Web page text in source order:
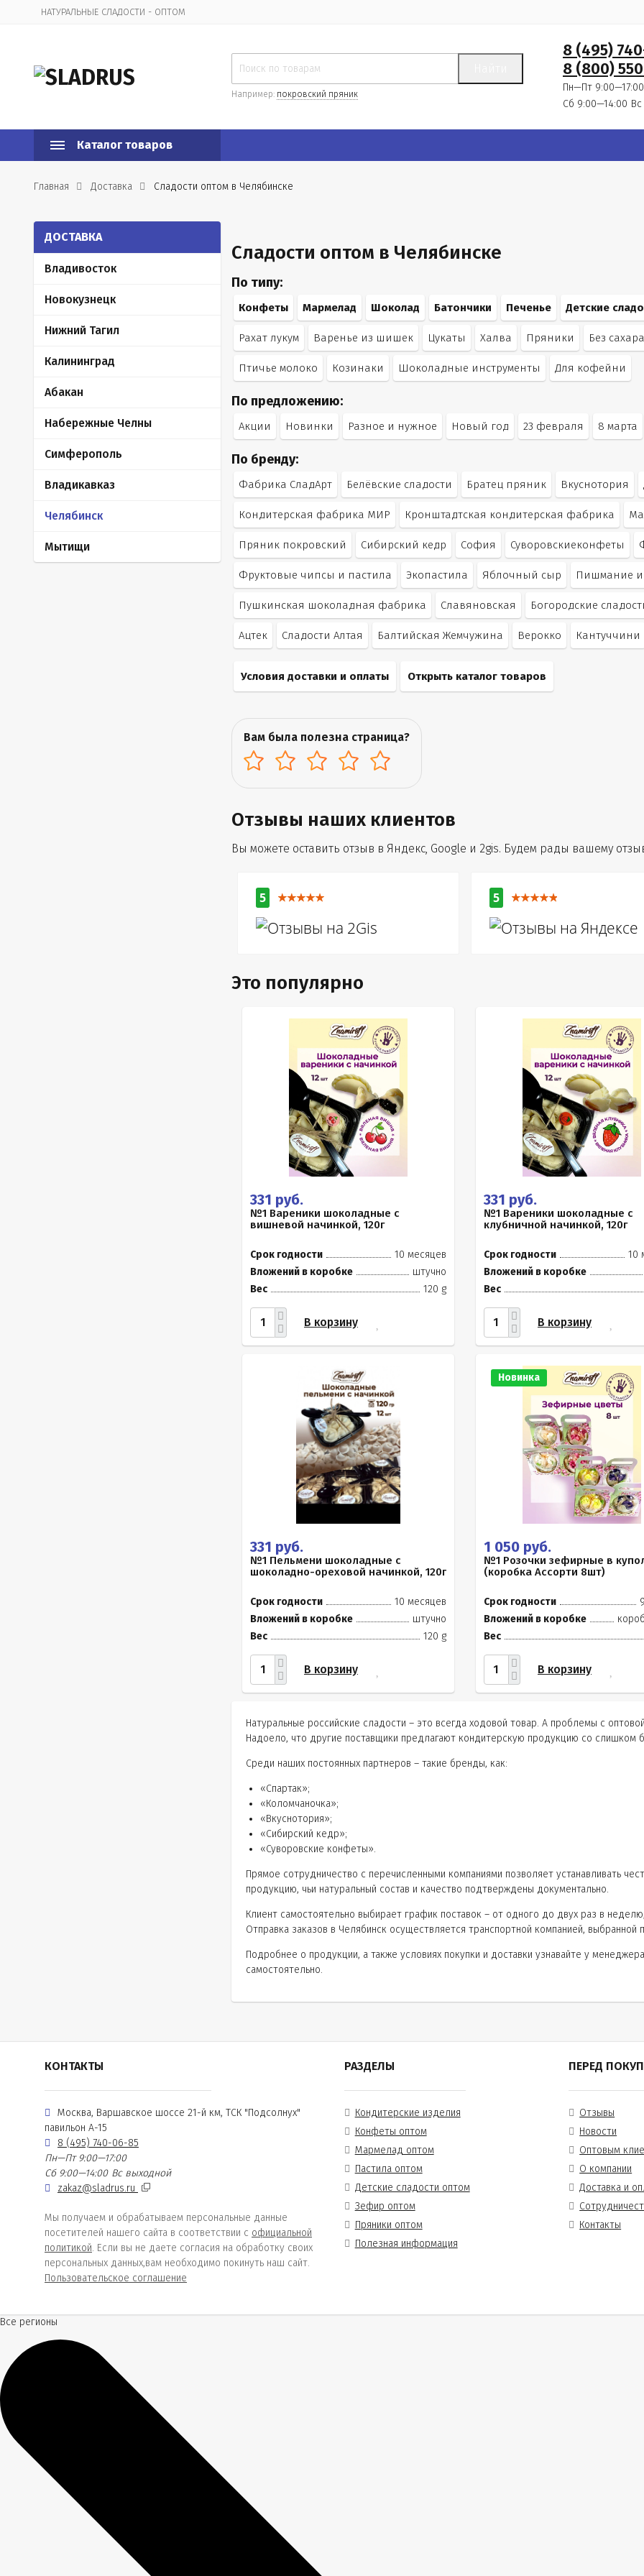
НАТУРАЛЬНЫЕ СЛАДОСТИ - ОПТОМ
Например: покровский пряник
8 (495)
8 (800)
Пн—Пт 9:00—17:00
Сб 9:00—14:00
Каталог товаров
Главная Доставка Сладости оптом в Челябинске
ДОСТАВКА
Владивосток
Новокузнецк
Нижний Тагил
Калининград
Абакан
Набережные Челны
Симферополь
Владикавказ
Челябинск
Мытищи
Сладости оптом в Челябинске
По типу:
Конфеты Мармелад Шоколад Батончики Печенье Детские
Рахат лукум Варенье из шишек Цукаты Халва Пряники Без сахара
Птичье молоко Козинаки Шоколадные инструменты Для кофейни
По предложению:
Акции Новинки Разное и нужное Новый год 23 февраля 8 марта
По бренду:
Фабрика СладАрт Белёвские сладости Братец пряник Вкуснотория
Кондитерская фабрика МИР Кронштадтская кондитерская фабрика
Пряник покровский Сибирский кедр София Суворовскиеконфеты
Фруктовые чипсы и пастила Экопастила Яблочный сыр Пишмание и
Пушкинская шоколадная фабрика Славяновская Богородские
Ацтек Сладости Алтая Балтийская Жемчужина Верокко Кантуччини
Условия доставки и оплаты Открыть каталог товаров
Вам была полезна страница?
Отзывы наших клиентов
Вы можете оставить отзыв в Яндекс, Google и 2gis. Будем рады вашему
5 5
Это популярно
331 руб.
№1 Вареники шоколадные с
вишневой начинкой, 120г
Срок годности
10 месяцев
Вложений в коробке
штучно
Вес
120 g
В корзину
331 руб.
№1 Вареники шоколадные с
клубничной начинкой, 120г
Срок годности
10
Вложений в коробке
Вес
В корзину
331 руб.
№1 Пельмени шоколадные с
шоколадно-ореховой начинкой, 120г
Срок годности
10 месяцев
Вложений в коробке
штучно
Вес
120 g
В корзину
Новинка
1 050 руб.
№1 Розочки зефирные в
(коробка Ассорти 8шт)
Срок годности
Вложений в коробке
Вес
В корзину
Натуральные российские сладости – это всегда ходовой товар. А проблемы с
Надоело, что другие поставщики предлагают кондитерскую продукцию со слишком
Среди наших постоянных партнеров – такие бренды, как:
«Спартак»;
«Коломчаночка»;
«Вкуснотория»;
«Сибирский кедр»;
«Суворовские конфеты».
Прямое сотрудничество с перечисленными компаниями позволяет устанавливать
продукцию, чьи натуральный состав и качество подтверждены документально.
Клиент самостоятельно выбирает график поставок – от одного до двух раз в
Отправка заказов в Челябинск осуществляется транспортной компанией,
Подробнее о продукции, а также условиях покупки и доставки узнавайте у
самостоятельно.
КОНТАКТЫ
Москва, Варшавское шоссе 21-й км, ТСК "Подсолнух"
павильон А-15
8 (495) 740-06-85
Пн—Пт 9:00—17:00
Сб 9:00—14:00 Вс выходной
zakaz@sladrus.ru
Мы получаем и обрабатываем персональные данные
посетителей нашего сайта в соответствии с официальной
политикой. Если вы не даете согласия на обработку своих
персональных данных,вам необходимо покинуть наш сайт.
Пользовательское соглашение
РАЗДЕЛЫ
Кондитерские изделия
Конфеты оптом
Мармелад оптом
Пастила оптом
Детские сладости оптом
Зефир оптом
Пряники оптом
Полезная информация
ПЕРЕД
Отзывы
Новости
Оптовым
О компании
Доставка и
Контакты
Все регионы